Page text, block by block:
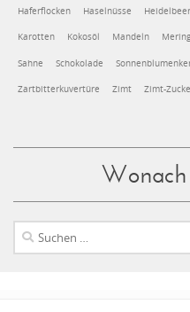
Haferflocken Haselnüsse
Karotten Kokosöl Mandeln
Sahne Schokolade
Zartbitterkuvertüre Zimt Zimt-
Wonach
Suchen
nach: